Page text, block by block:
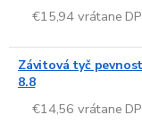
€15,94 vrátane
Závitová tyč
8.8
€14,56 vrátane